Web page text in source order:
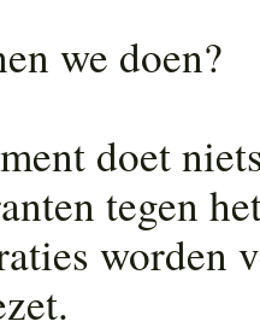
we doen?
doet
tegen
worden